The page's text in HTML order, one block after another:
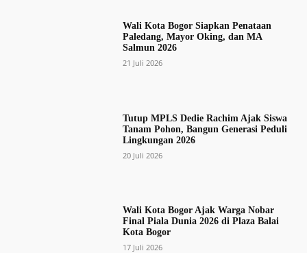
Wali Kota Bogor Siapkan Penataan
Paledang, Mayor Oking, dan MA
Salmun 2026
21 Juli 2026
Tutup MPLS Dedie Rachim Ajak Siswa
Tanam Pohon, Bangun Generasi Peduli
Lingkungan 2026
20 Juli 2026
Wali Kota Bogor Ajak Warga Nobar
Final Piala Dunia 2026 di Plaza Balai
Kota Bogor
17 Juli 2026